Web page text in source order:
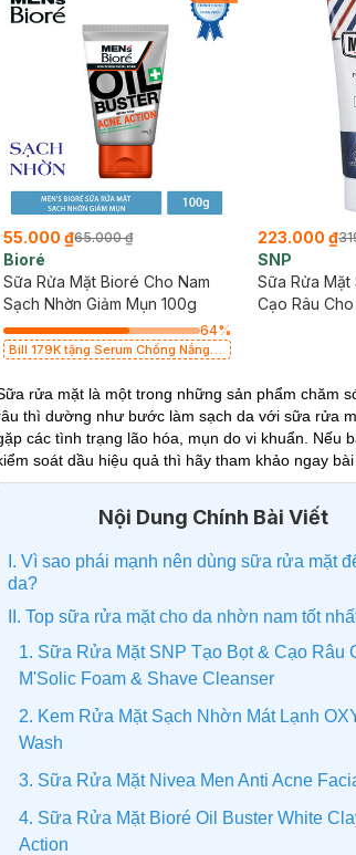
55.000 ₫65.000 ₫
Bioré
Sữa Rửa Mặt Bioré Cho Nam
Sạch Nhờn Giảm Mụn 100g
64%
Bill 179K tặng Serum Chống Nắng
trị giá 29K (SL có hạn)
223.000 ₫
SNP
Sữa Rửa Mặt
Cạo Râu Cho
rửa mặt là một trong những sản phẩm chăm
thì dường như bước làm sạch da với sữa rửa
các tình trạng lão hóa, mụn do vi khuẩn. Nếu
soát dầu hiệu quả thì hãy tham khảo ngay
Nội Dung Chính Bài Viết
I. Vì sao phái mạnh nên dùng sữa rửa mặt
da?
II. Top sữa rửa mặt cho da nhờn nam tốt
1. Sữa Rửa Mặt SNP Tạo Bọt & Cạo Râu
M'Solic Foam & Shave Cleanser
2. Kem Rửa Mặt Sạch Nhờn Mát Lạnh
Wash
3. Sữa Rửa Mặt Nivea Men Anti Acne
4. Sữa Rửa Mặt Bioré Oil Buster White
Action